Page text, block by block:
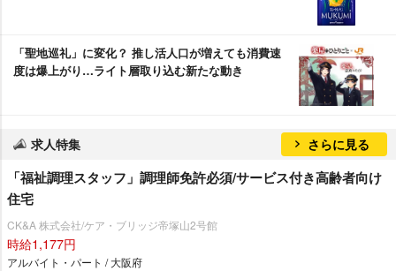
「聖地巡礼」に変化？ 推し活人口が増えても消費速
度は爆上がり…ライト層取り込む新たな動き
求人特集 さらに見る
「福祉調理スタッフ」調理師免許必須/サービス付き高齢者向け
住宅
CK&A 株式会社/ケア・ブリッジ帝塚山2号館
時給1,177円
アルバイト・パート / 大阪府